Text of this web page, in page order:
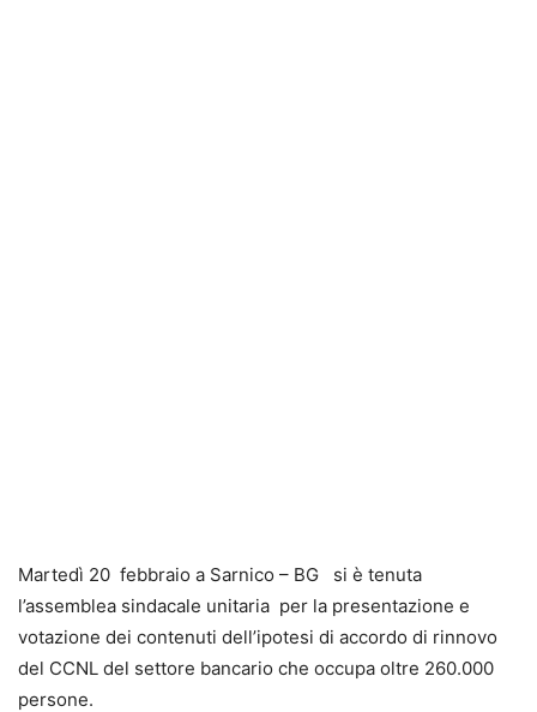
Martedì 20 febbraio a Sarnico – BG si è tenuta
l’assemblea sindacale unitaria per la presentazione e
votazione dei contenuti dell’ipotesi di accordo di rinnovo
del CCNL del settore bancario che occupa oltre 260.000
persone.